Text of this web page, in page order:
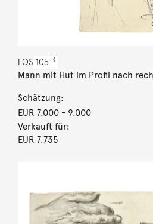
LOS 105 R
Mann mit Hut im Profil nach
Schätzung:
EUR 7.000- 9.000
Verkauft für:
EUR 7.735